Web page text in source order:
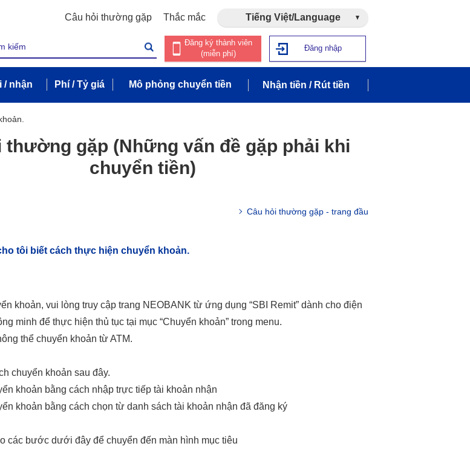
Câu hỏi thường gặp Thắc mắc Tiếng Việt/Language
Đăng ký thành viên
(miễn phí)
Đăng nhập
/ nhận Phí / Tỷ giá Mô phỏng chuyển tiền Nhận tiền / Rút tiền
thường gặp (Những vấn đề gặp phải khi
chuyển tiền)
Câu hỏi thường gặp - trang đầu
tôi biết cách thực hiện chuyển khoản.
khoản, vui lòng truy cập trang NEOBANK từ ứng dụng “SBI Remit” dành cho điện
minh để thực hiện thủ tục tại mục “Chuyển khoản” trong menu.
thể chuyển khoản từ ATM.
chuyển khoản sau đây.
khoản bằng cách nhập trực tiếp tài khoản nhận
khoản bằng cách chọn từ danh sách tài khoản nhận đã đăng ký
các bước dưới đây để chuyển đến màn hình mục tiêu